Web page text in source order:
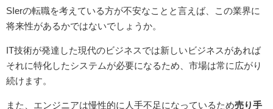
SIerの転職を考えている方が不安なことと言えば、この業界に
将来性があるかではないでしょうか。
IT技術が発達した現代のビジネスでは新しいビジネスがあれば
それに特化したシステムが必要になるため、市場は常に広がり
続けます。
また、エンジニアは慢性的に人手不足になっているため売り手